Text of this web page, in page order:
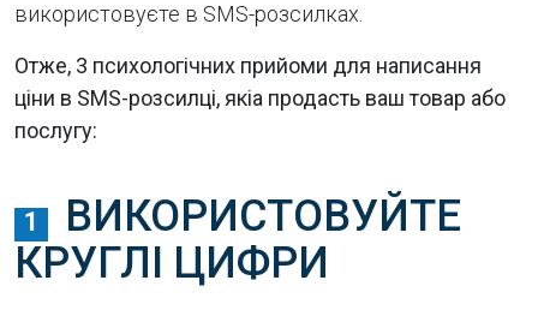
використовуєте в SMS-розсилках.
Отже, 3 психологічних прийоми для написання
ціни в SMS-розсилці, якіа продасть ваш товар або
послугу:
1
ВИКОРИСТОВУЙТЕ
КРУГЛІ ЦИФРИ